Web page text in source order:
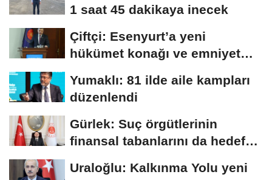
1 saat 45 dakikaya inecek
Çiftçi: Esenyurt’a yeni
hükümet konağı ve emniyet
Yumaklı: 81 ilde aile kampları
düzenlendi
Gürlek: Suç örgütlerinin
finansal tabanlarını da hedef
Uraloğlu: Kalkınma Yolu yeni